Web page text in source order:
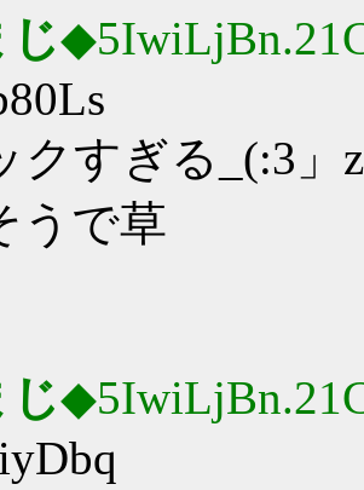
じ
クすぎる_(:3」
うで草
じ